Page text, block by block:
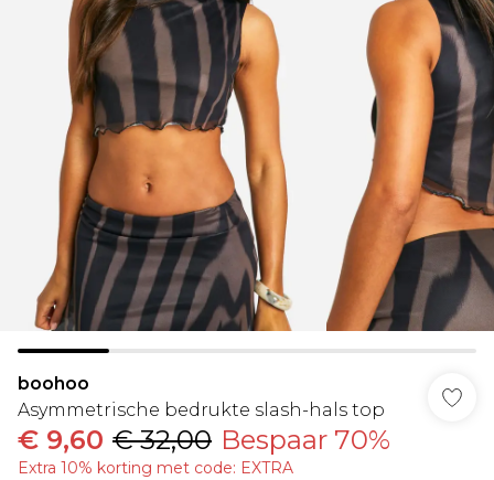
boohoo
Asymmetrische bedrukte slash-hals top
€ 9,60 € 32,00 Bespaar 70%
Extra 10% korting met code: EXTRA